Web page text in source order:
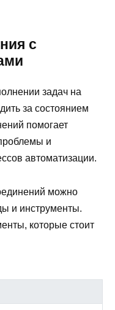
с
задач на
за состоянием
помогает
и
автоматизации.
можно
и инструменты.
которые стоит